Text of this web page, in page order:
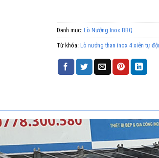
Danh mục: Lò Nướng Inox BBQ
Từ khóa: Lò nướng than inox 4 xiên tự